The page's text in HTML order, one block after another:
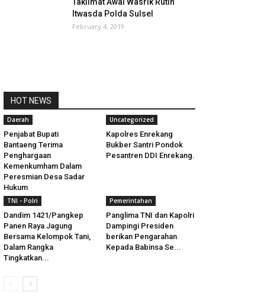
Itwasda Polda Sulsel
February 4, 2019
HOT NEWS
Daerah
Penjabat Bupati
Bantaeng Terima
Penghargaan
Kemenkumham Dalam
Peresmian Desa Sadar
Hukum
Uncategorized
Kapolres Enrekang
Bukber Santri Pondok
Pesantren DDI Enrekang.
TNI - Polri
Dandim 1421/Pangkep
Panen Raya Jagung
Bersama Kelompok Tani,
Dalam Rangka
Tingkatkan...
Pemerintahan
Panglima TNI dan Kapolri
Dampingi Presiden
berikan Pengarahan
Kepada Babinsa Se...